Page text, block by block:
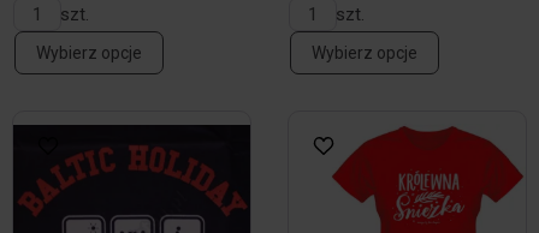
szt.
Wybierz opcje
szt.
Wybierz opcje